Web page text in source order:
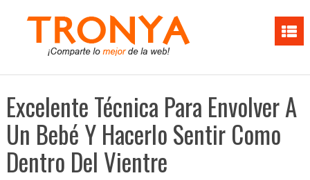
Excelente Técnica Para Envolver A
Un Bebé Y Hacerlo Sentir Como
Dentro Del Vientre